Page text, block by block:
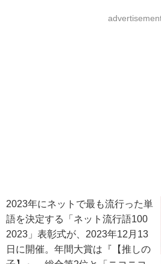
2023年にネットで最も流行った単
語を決定する「ネット流行語100
2023」表彰式が、2023年12月13
日に開催。年間大賞は『【推しの